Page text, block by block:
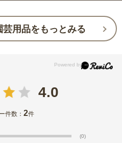
芸用品をもっとみる
4.0
件数：2件
(0)